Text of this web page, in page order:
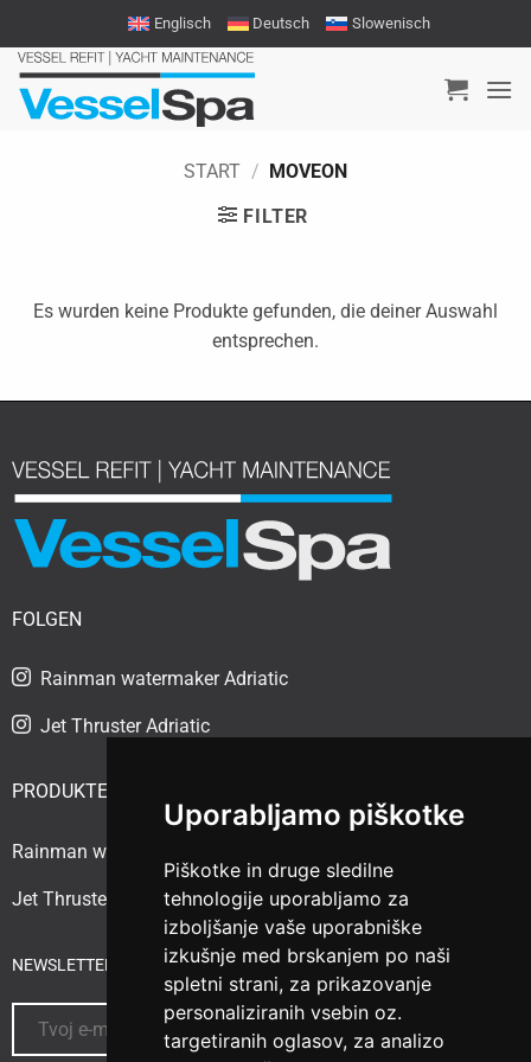
Uporabljamo piškotke
Piškotke in druge sledilne
tehnologije uporabljamo za
izboljšanje vaše uporabniške
izkušnje med brskanjem po naši
spletni strani, za prikazovanje
personaliziranih vsebin oz.
targetiranih oglasov, za analizo
Inhalt
springen
Englisch Deutsch Slowenisch
START / MOVEON
FILTER
Es wurden keine Produkte gefunden, die deiner Auswahl
entsprechen.
FOLGEN
Rainman watermaker Adriatic
Jet Thruster Adriatic
PRODUKTE
Rainman watermaker
Jet Thruster
NEWSLETTER ABONNIEREN